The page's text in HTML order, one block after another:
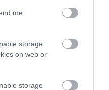
me
storage
on web or
storage
Mindenkinek